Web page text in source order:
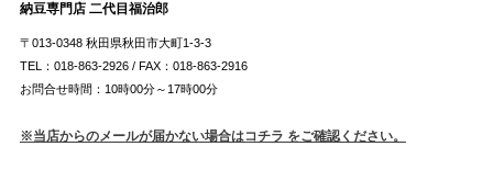
納豆専門店 二代目福治郎
〒013-0348 秋田県秋田市大町1-3-3
TEL：018-863-2926 / FAX：018-863-2916
お問合せ時間：10時00分～17時00分
※当店からのメールが届かない場合はコチラ をご確認ください。